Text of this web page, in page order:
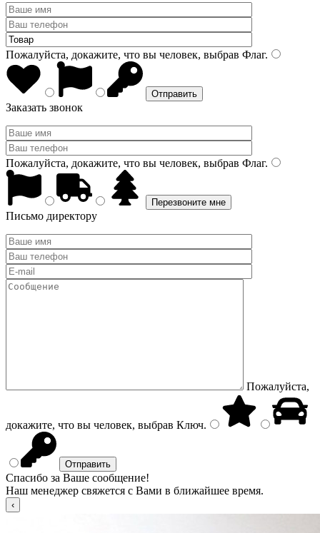
Пожалуйста, докажите, что вы человек, выбрав Флаг.
Заказать звонок
Пожалуйста, докажите, что вы человек, выбрав Флаг.
Письмо директору
Пожалуйста,
докажите, что вы человек, выбрав Ключ.
Спасибо за Ваше сообщение!
Наш менеджер свяжется с Вами в ближайшее время.